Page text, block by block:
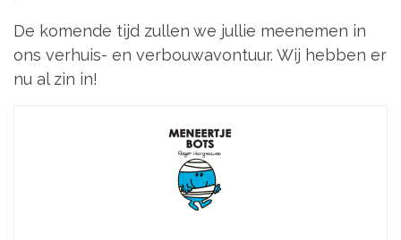
De komende tijd zullen we jullie meenemen in
ons verhuis- en verbouwavontuur. Wij hebben er
nu al zin in!